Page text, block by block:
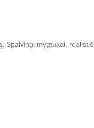
Spalvingi mygtukai,